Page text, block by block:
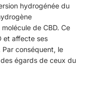
hydrogénée du
de CBD. Ce
et affecte ses
conséquent, le
égards de ceux du